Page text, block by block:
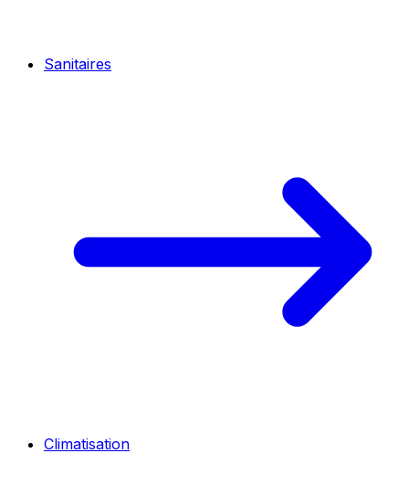
Sanitaires
Climatisation